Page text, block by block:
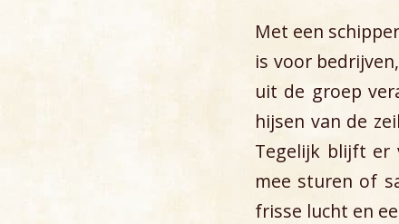
Met een
is voor
uit de groep
hijsen van de
Tegelijk blijft er
mee sturen of
frisse lucht en